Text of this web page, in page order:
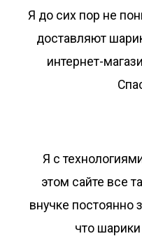
Я до сих пор не
доставляют
интернет-
Я с
этом сайте все
внучке постоянно
что